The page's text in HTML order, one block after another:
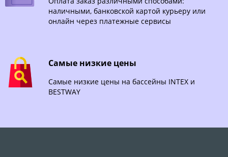
наличными, банковской картой курьеру или
онлайн через платежные сервисы
Самые низкие цены
Самые низкие цены на бассейны INTEX и
BESTWAY